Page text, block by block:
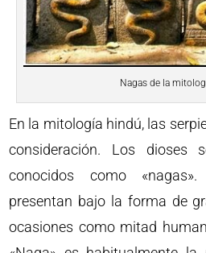
Nagas de la
En la mitología hindú, las
consideración. Los dioses
conocidos como
presentan bajo la forma de
ocasiones como mitad